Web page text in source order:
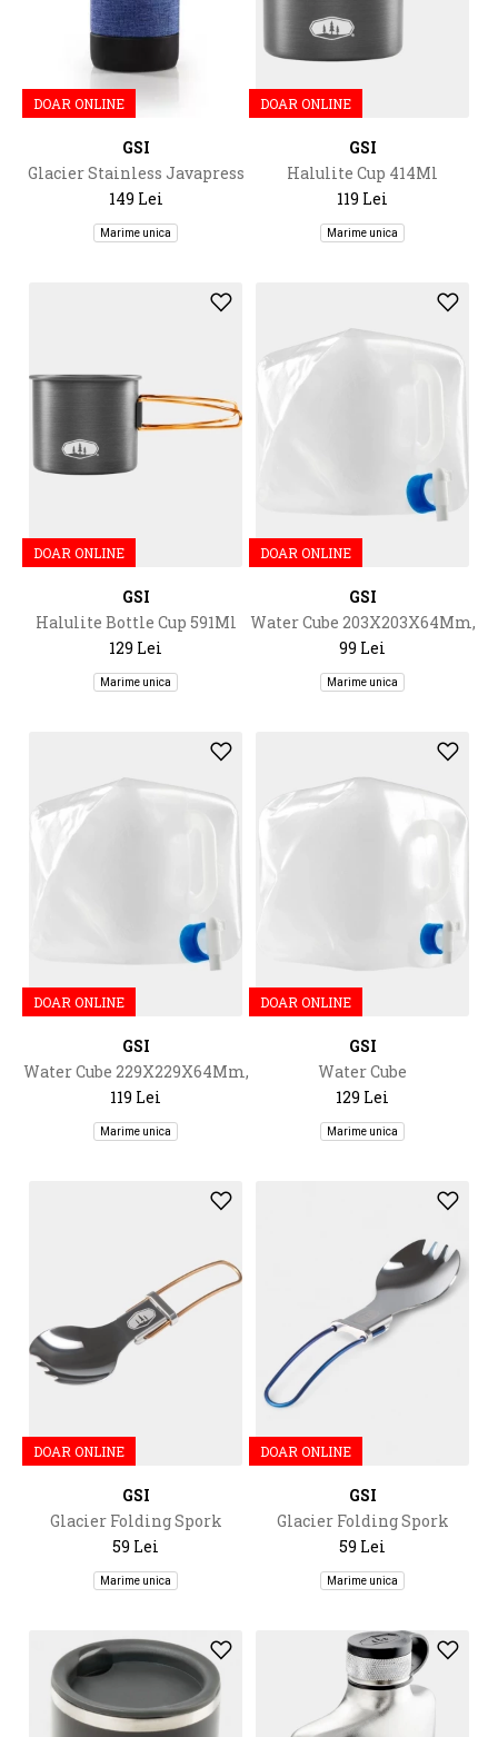
DOAR ONLINE
GSI
Glacier Stainless Javapress
149 Lei
Marime unica
DOAR ONLINE
GSI
Halulite Cup 414Ml
119 Lei
Marime unica
DOAR ONLINE
GSI
Halulite Bottle Cup 591Ml
129 Lei
Marime unica
DOAR ONLINE
GSI
Water Cube 203X203X64Mm,
10L
99 Lei
Marime unica
DOAR ONLINE
GSI
Water Cube 229X229X64Mm,
15L
119 Lei
Marime unica
DOAR ONLINE
GSI
Water Cube
267X267X64Mm, 20L
129 Lei
Marime unica
DOAR ONLINE
GSI
Glacier Folding Spork
59 Lei
Marime unica
DOAR ONLINE
GSI
Glacier Folding Spork
59 Lei
Marime unica